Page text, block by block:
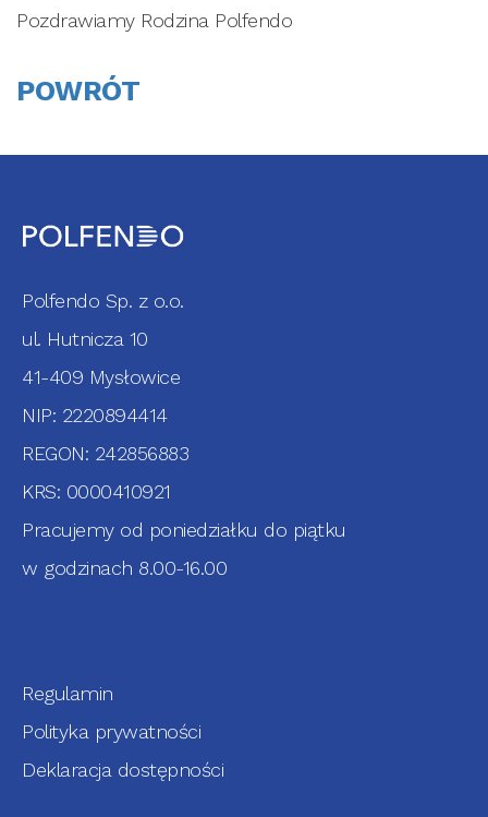
Pozdrawiamy Rodzina Polfendo
POWRÓT
Polfendo Sp. z o.o.
ul. Hutnicza 10
41-409 Mysłowice
NIP: 2220894414
REGON: 242856883
KRS: 0000410921
Pracujemy od poniedziałku do piątku
w godzinach 8.00-16.00
Regulamin
Polityka prywatności
Deklaracja dostępności